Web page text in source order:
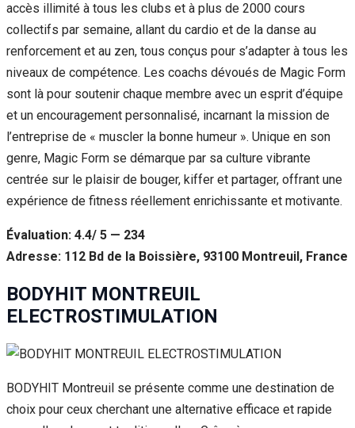
accès illimité à tous les clubs et à plus de 2000 cours
collectifs par semaine, allant du cardio et de la danse au
renforcement et au zen, tous conçus pour s’adapter à tous les
niveaux de compétence. Les coachs dévoués de Magic Form
sont là pour soutenir chaque membre avec un esprit d’équipe
et un encouragement personnalisé, incarnant la mission de
l’entreprise de « muscler la bonne humeur ». Unique en son
genre, Magic Form se démarque par sa culture vibrante
centrée sur le plaisir de bouger, kiffer et partager, offrant une
expérience de fitness réellement enrichissante et motivante.
Évaluation: 4.4/ 5 — 234
Adresse: 112 Bd de la Boissière, 93100 Montreuil, France
BODYHIT MONTREUIL
ELECTROSTIMULATION
BODYHIT Montreuil se présente comme une destination de
choix pour ceux cherchant une alternative efficace et rapide